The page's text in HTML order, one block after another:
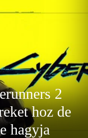
2
hoz de
hagyja